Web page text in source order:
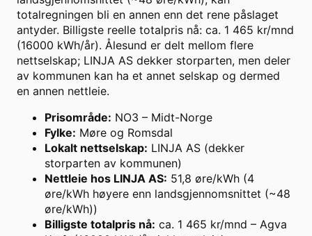
totalregningen bli en annen enn det rene påslaget
antyder. Billigste reelle totalpris nå: ca. 1 465 kr/mnd
(16000 kWh/år). Ålesund er delt mellom flere
nettselskap; LINJA AS dekker storparten, men deler
av kommunen kan ha et annet selskap og dermed
en annen nettleie.
Prisområde: NO3 – Midt-Norge
Fylke: Møre og Romsdal
Lokalt nettselskap: LINJA AS (dekker
storparten av kommunen)
Nettleie hos LINJA AS: 51,8 øre/kWh (4
øre/kWh høyere enn landsgjennomsnittet (~48
øre/kWh))
Billigste totalpris nå: ca. 1 465 kr/mnd – Agva